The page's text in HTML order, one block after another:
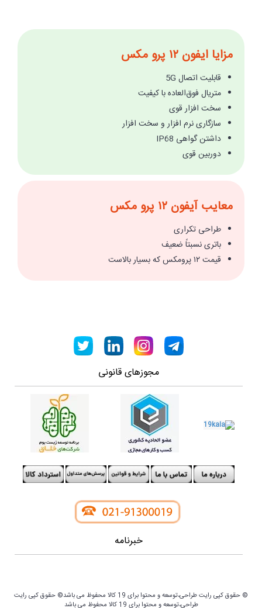
مزایا ایفون ۱۲ پرو مکس
قابلیت اتصال 5G
متریال فوق‌العاده با کیفیت
سخت افزار قوی
سازگاری نرم افزار و سخت افزار
داشتن گواهی IP68
دوربین قوی
معایب آیفون ۱۲ پرو مکس
طراحی تکراری
باتری نسبتاً ضعیف
قیمت ۱۲ پرومکس که بسیار بالاست
مجوزهای قانونی
خبرنامه
© حقوق کپی رایت طراحی،توسعه و محتوا برای 19 کالا محفوظ می باشد© حقوق کپی رایت
طراحی،توسعه و محتوا برای 19 کالا محفوظ می باشد